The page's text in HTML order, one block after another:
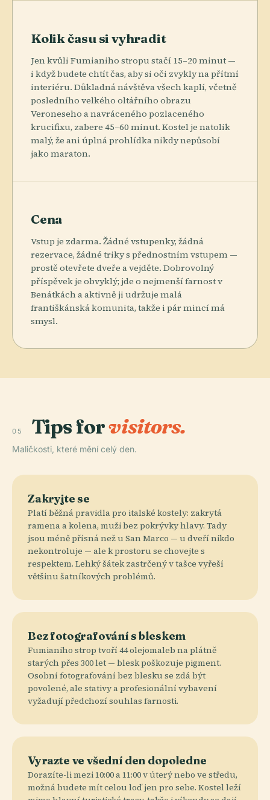
Kolik času si vyhradit
Jen kvůli Fumianiho stropu stačí 15–20 minut —
i když budete chtít čas, aby si oči zvykly na přítmí
interiéru. Důkladná návštěva všech kaplí, včetně
posledního velkého oltářního obrazu
Veroneseho a navráceného pozlaceného
krucifixu, zabere 45–60 minut. Kostel je natolik
malý, že ani úplná prohlídka nikdy nepůsobí
jako maraton.
Cena
Vstup je zdarma. Žádné vstupenky, žádná
rezervace, žádné triky s přednostním vstupem —
prostě otevřete dveře a vejděte. Dobrovolný
příspěvek je obvyklý; jde o nejmenší farnost v
Benátkách a aktivně ji udržuje malá
františkánská komunita, takže i pár mincí má
smysl.
05 Tips forvisitors.
Maličkosti, které mění celý den.
Zakryjte se
Platí běžná pravidla pro italské kostely: zakrytá
ramena a kolena, muži bez pokrývky hlavy. Tady
jsou méně přísná než u San Marco — u dveří nikdo
nekontroluje — ale k prostoru se chovejte s
respektem. Lehký šátek zastrčený v tašce vyřeší
většinu šatníkových problémů.
Bez fotografování s bleskem
Fumianiho strop tvoří 44 olejomaleb na plátně
starých přes 300 let — blesk poškozuje pigment.
Osobní fotografování bez blesku se zdá být
povolené, ale stativy a profesionální vybavení
vyžadují předchozí souhlas farnosti.
Vyrazte ve všední den dopoledne
Dorazíte-li mezi 10:00 a 11:00 v úterý nebo ve středu,
možná budete mít celou loď jen pro sebe. Kostel leží